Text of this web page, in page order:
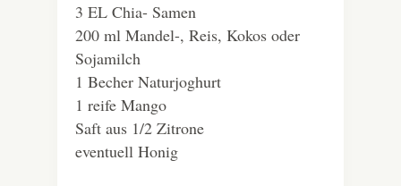
3 EL Chia- Samen
200 ml Mandel-, Reis, Kokos oder
Sojamilch
1 Becher Naturjoghurt
1 reife Mango
Saft aus 1/2 Zitrone
eventuell Honig